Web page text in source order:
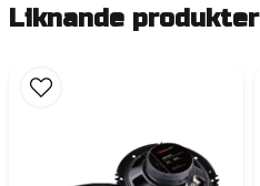
Liknande produkter